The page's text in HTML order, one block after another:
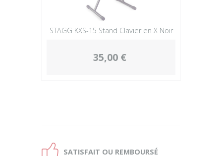
STAGG KXS-15 Stand Clavier en X Noir
35,00 €
Ð SATISFAIT OU REMBOURSÉ